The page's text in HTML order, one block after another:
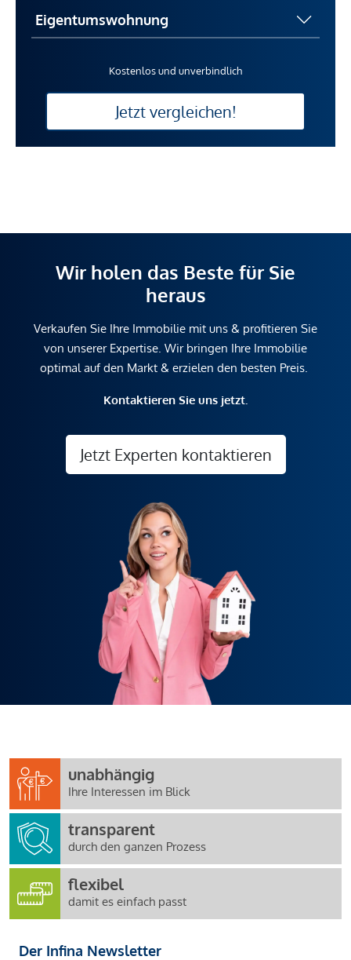
Kostenlos und unverbindlich
Jetzt vergleichen!
Wir holen das Beste für Sie
heraus
Verkaufen Sie Ihre Immobilie mit uns & profitieren Sie
von unserer Expertise. Wir bringen Ihre Immobilie
optimal auf den Markt & erzielen den besten Preis.
Kontaktieren Sie uns jetzt.
Jetzt Experten kontaktieren
unabhängig
Ihre Interessen im Blick
transparent
durch den ganzen Prozess
flexibel
damit es einfach passt
Der Infina Newsletter